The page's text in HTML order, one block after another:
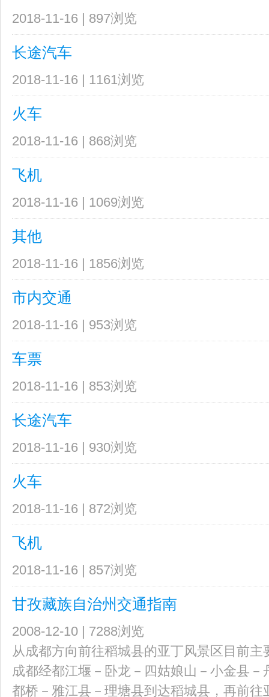
2018-11-16 | 897浏览
长途汽车
2018-11-16 | 1161浏览
火车
2018-11-16 | 868浏览
飞机
2018-11-16 | 1069浏览
其他
2018-11-16 | 1856浏览
市内交通
2018-11-16 | 953浏览
车票
2018-11-16 | 853浏览
长途汽车
2018-11-16 | 930浏览
火车
2018-11-16 | 872浏览
飞机
2018-11-16 | 857浏览
甘孜藏族自治州交通指南
2008-12-10 | 7288浏览
从成都方向前往稻城县的亚丁风景区目前
成都经都江堰－卧龙－四姑娘山－小金县
都桥－雅江县－理塘县到达稻城县，再前往